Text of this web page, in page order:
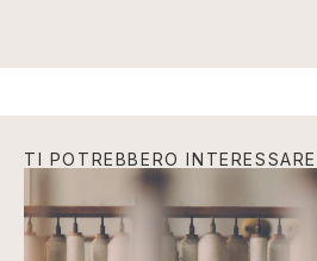
TI POTREBBERO INTERESSARE